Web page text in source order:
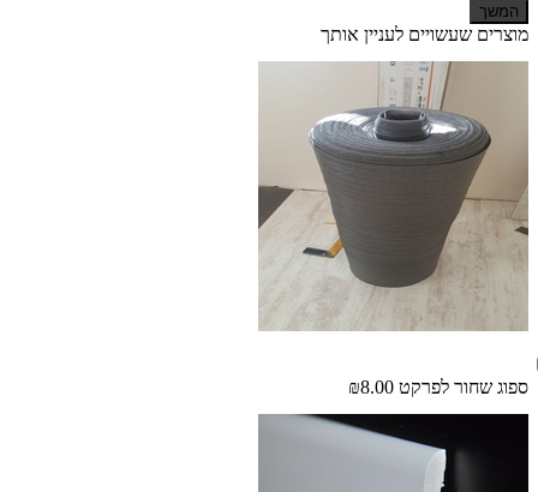
המשך
מוצרים שעשויים לעניין אותך
ספוג שחור לפרקט ₪8.00